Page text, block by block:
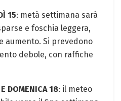
15: metà settimana sarà
e foschia leggera,
aumento. Si prevedono
debole, con raffiche
DOMENICA 18: il meteo